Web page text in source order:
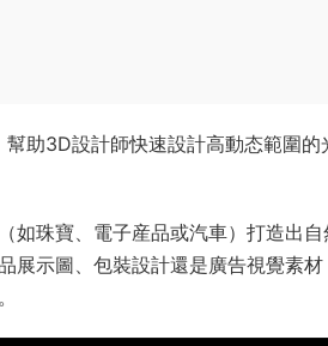
助3D設計師快速設計高動态範圍的
如珠寶、電子産品或汽車）打造出
展示圖、包裝設計還是廣告視覺素